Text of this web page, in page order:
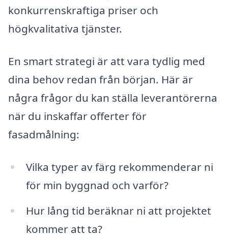
konkurrenskraftiga priser och
högkvalitativa tjänster.
En smart strategi är att vara tydlig med
dina behov redan från början. Här är
några frågor du kan ställa leverantörerna
när du inskaffar offerter för
fasadmålning:
Vilka typer av färg rekommenderar ni
för min byggnad och varför?
Hur lång tid beräknar ni att projektet
kommer att ta?